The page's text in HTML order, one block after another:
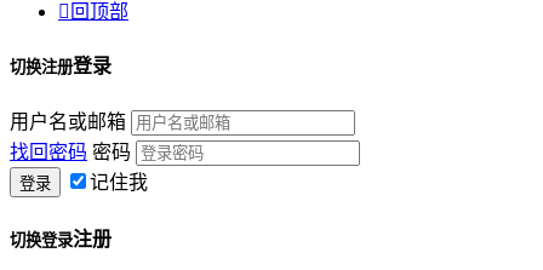
 回顶部
切换注册登录
用户名或邮箱
找回密码 密码
记住我
切换登录注册